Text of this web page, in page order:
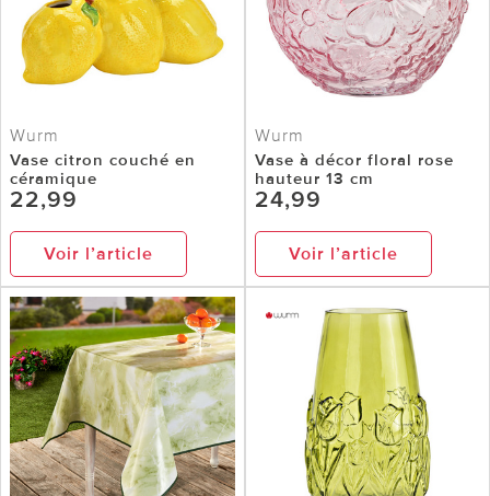
Wurm
Vase citron couché en
céramique
22,99
Voir l’article
Wurm
Vase à décor floral rose
hauteur 13 cm
24,99
Voir l’article